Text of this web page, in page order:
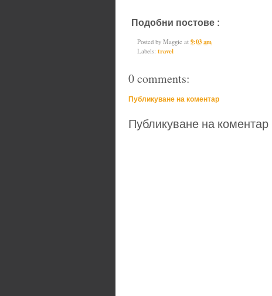
Подобни постове :
Posted by Maggie at 9:03 am
Labels: travel
0 comments:
Публикуване на коментар
Публикуване на коментар